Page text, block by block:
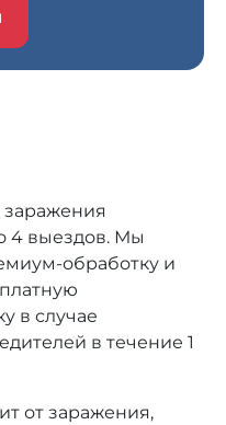
заражения
4 выездов. Мы
обработку и
в случае
в течение 1
от заражения,